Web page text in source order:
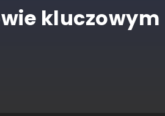
kluczowym